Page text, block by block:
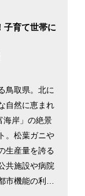
子育て世帯に
鳥取県。北に
自然に恵まれ
海岸」の絶景
。松葉ガニや
生産量を誇る
共施設や病院
機能の利便